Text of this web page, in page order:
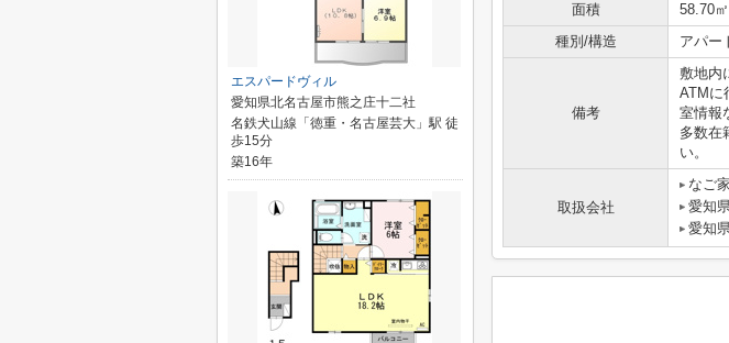
面積
58.70㎡
種別/構造
アパー
備考
敷地内
ATMに
室情報
多数在
い。
取扱会社
なご
愛知
愛知
エスパードヴィル
愛知県北名古屋市熊之庄十二社
名鉄犬山線「徳重・名古屋芸大」駅 徒
歩15分
築16年